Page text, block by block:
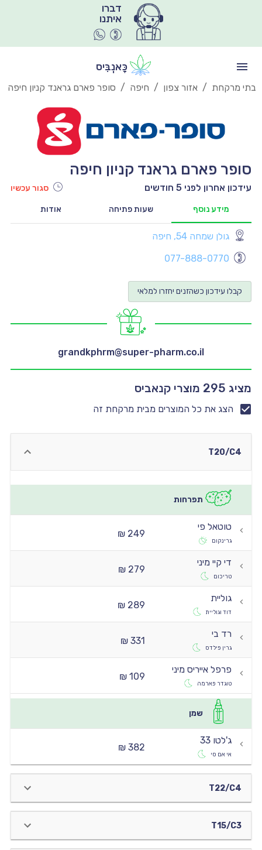
איתנו
כָּאנְבִּיס
בתי מרקחת / אזור צפון / חיפה / סופר פארם גראנד קניון חיפה
סופר פארם גראנד קניון חיפה
עידכון אחרון לפני 5 חודשים סגור עכשיו
מידע נוסף שעות פתיחה אודות
גולן שמחה 54, חיפה
077-888-0770
קבלו עידכון כשהזנים יחזרו למלאי
grandkphrm@super-pharm.co.il
מציג 295 מוצרי קנאביס
הצג את כל המוצרים מבית מרקחת זה
T20/C4
תפרחות
טוטאל פי
גרינקום
249 ₪
די קיי מיני
טריכום
279 ₪
גוליית
דוד וגוליית
289 ₪
רד בי
גרין פילדס
331 ₪
פרפל אייריס מיני
טוגדר פארמה
109 ₪
שמן
ג'לטו 33
אי אם סי
382 ₪
T22/C4
T15/C3